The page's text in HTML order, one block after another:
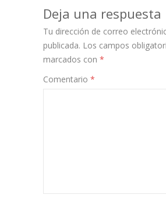
Deja una respuesta
Tu dirección de correo
publicada. Los campos
marcados con *
Comentario *